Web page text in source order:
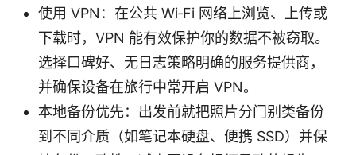
使用 VPN：在公共 Wi‑Fi 网络上浏览、上传或
下载时，VPN 能有效保护你的数据不被窃取。
选择口碑好、无日志策略明确的服务提供商，
并确保设备在旅行中常开启 VPN。
本地备份优先：出发前就把照片分门别类备份
到不同介质（如笔记本硬盘、便携 SSD）并保